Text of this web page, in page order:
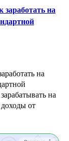
на
на
от